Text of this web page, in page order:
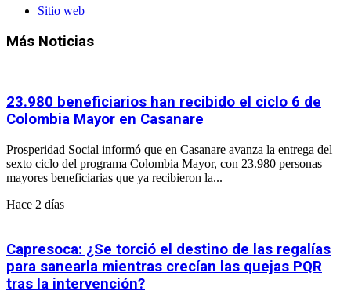
Sitio web
Más Noticias
23.980 beneficiarios han recibido el ciclo 6 de
Colombia Mayor en Casanare
Prosperidad Social informó que en Casanare avanza la entrega del
sexto ciclo del programa Colombia Mayor, con 23.980 personas
mayores beneficiarias que ya recibieron la...
Hace 2 días
Capresoca: ¿Se torció el destino de las regalías
para sanearla mientras crecían las quejas PQR
tras la intervención?